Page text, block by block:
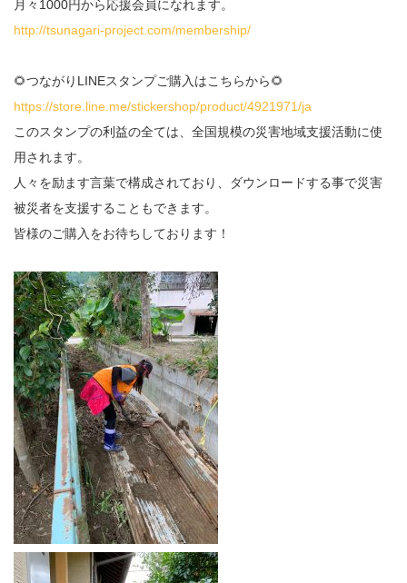
月々1000円から応援会員になれます。
http://tsunagari-project.com/membership/
🌻つながりLINEスタンプご購入はこちらから🌻
https://store.line.me/stickershop/product/4921971/ja
このスタンプの利益の全ては、全国規模の災害地域支援活動に使
用されます。
人々を励ます言葉で構成されており、ダウンロードする事で災害
被災者を支援することもできます。
皆様のご購入をお待ちしております！